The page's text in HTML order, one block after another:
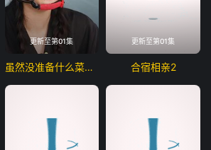
更新至第01集
虽然没准备什么菜第四季
更新至第01集
合宿相亲2